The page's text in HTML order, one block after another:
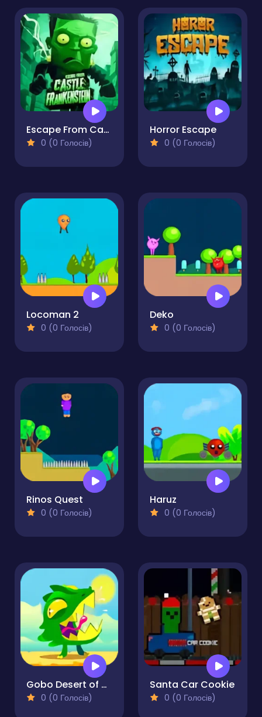
Escape From Castle Frankenstein
0 (0 Голосів)
Horror Escape
0 (0 Голосів)
Locoman 2
0 (0 Голосів)
Deko
0 (0 Голосів)
Rinos Quest
0 (0 Голосів)
Haruz
0 (0 Голосів)
Gobo Desert of Cubes
0 (0 Голосів)
Santa Car Cookie
0 (0 Голосів)